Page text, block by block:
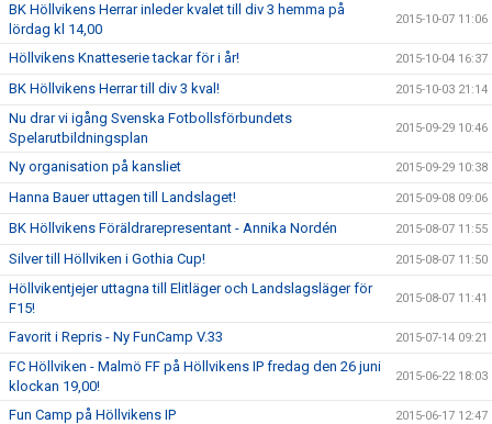
BK Höllvikens Herrar inleder kvalet till div 3 hemma på
lördag kl 14,00
2015-10-07 11:06
Höllvikens Knatteserie tackar för i år! 2015-10-04 16:37
BK Höllvikens Herrar till div 3 kval! 2015-10-03 21:14
Nu drar vi igång Svenska Fotbollsförbundets
Spelarutbildningsplan
2015-09-29 10:46
Ny organisation på kansliet 2015-09-29 10:38
Hanna Bauer uttagen till Landslaget! 2015-09-08 09:06
BK Höllvikens Föräldrarepresentant - Annika Nordén 2015-08-07 11:55
Silver till Höllviken i Gothia Cup! 2015-08-07 11:50
Höllvikentjejer uttagna till Elitläger och Landslagsläger för
F15!
2015-08-07 11:41
Favorit i Repris - Ny FunCamp V.33 2015-07-14 09:21
FC Höllviken - Malmö FF på Höllvikens IP fredag den 26 juni
klockan 19,00!
2015-06-22 18:03
Fun Camp på Höllvikens IP 2015-06-17 12:47